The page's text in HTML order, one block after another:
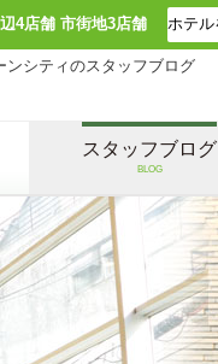
4店舗 市街地3店舗
ンシティのスタッフブログ
スタッフブログ
BLOG